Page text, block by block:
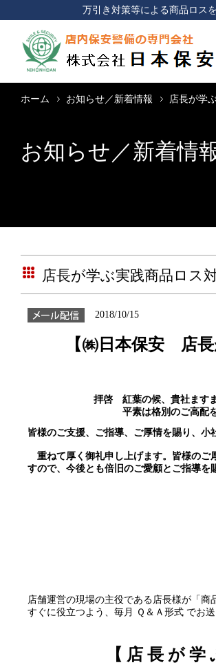
万引き対策等による商品ロス
ホーム お知らせ／新着情報 店長が学
お知らせ／新着情
店長が学ぶ実践商品ロス
2018/10/15
【㈱日本保安 店長
拝啓 紅葉の候、貴社ます
平素は格別のご高配
皆様のご支援、ご指導、ご厚情を賜り、
重ねて厚く御礼申し上げます。皆様のご
すので、今後とも倍旧のご愛顧とご指導を
代表取締
店舗運営の現場の主役である店長様が「
すぐに役立つよう、毎月 Ｑ＆Ａ形式 でお送
【 店 長 が 学